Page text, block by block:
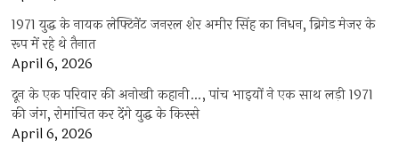
1971 युद्ध के नायक लेफ्टिनेंट जनरल शेर अमीर सिंह का निधन, ब्रिगेड मेजर के
रूप में रहे थे तैनात
April 6, 2026
दून के एक परिवार की अनोखी कहानी…, पांच भाइयों ने एक साथ लड़ी 1971
की जंग, रोमांचित कर देंगे युद्ध के किस्से
April 6, 2026